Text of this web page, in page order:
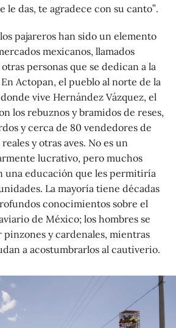
le das, te agradece con su canto”.
pajareros han sido un elemento
mexicanos, llamados
personas que se dedican a la
Actopan, el pueblo al norte de la
vive Hernández Vázquez, el
los rebuznos y bramidos de reses,
y cerca de 80 vendedores de
y otras aves. No es un
lucrativo, pero muchos
una educación que les permitiría
La mayoría tiene décadas
conocimientos sobre el
de México; los hombres se
y cardenales, mientras
a acostumbrarlos al cautiverio.